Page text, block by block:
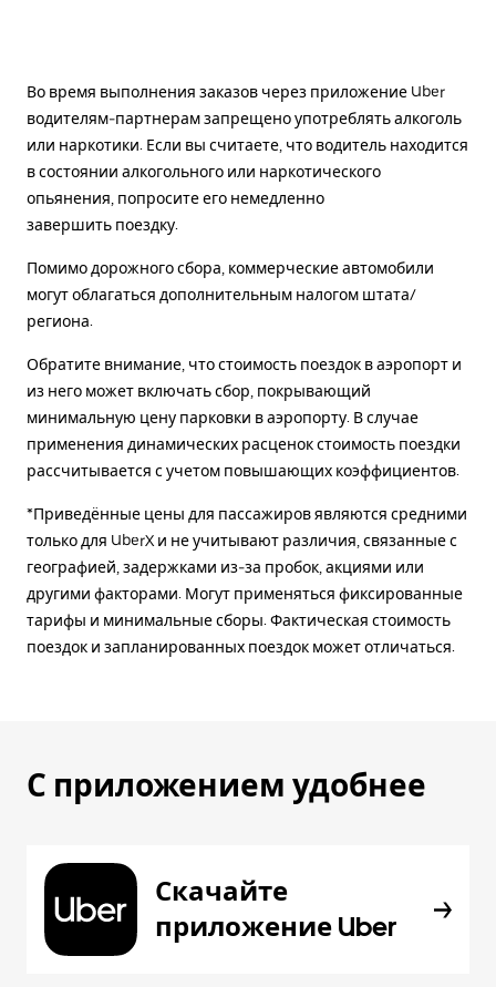
Во время выполнения заказов через приложение Uber
водителям-партнерам запрещено употреблять алкоголь
или наркотики. Если вы считаете, что водитель находится
в состоянии алкогольного или наркотического
опьянения, попросите его немедленно
завершить поездку.
Помимо дорожного сбора, коммерческие автомобили
могут облагаться дополнительным налогом штата/
региона.
Обратите внимание, что стоимость поездок в аэропорт и
из него может включать сбор, покрывающий
минимальную цену парковки в аэропорту. В случае
применения динамических расценок стоимость поездки
рассчитывается с учетом повышающих коэффициентов.
*Приведённые цены для пассажиров являются средними
только для UberX и не учитывают различия, связанные с
географией, задержками из-за пробок, акциями или
другими факторами. Могут применяться фиксированные
тарифы и минимальные сборы. Фактическая стоимость
поездок и запланированных поездок может отличаться.
С приложением удобнее
Скачайте
приложение Uber